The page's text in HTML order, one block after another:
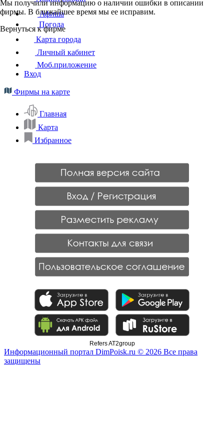
Мы получили информацию о наличии ошибки в описании
фирмы. В ближайшее время мы ее исправим.
Вернуться к фирме
Афиша
Погода
Карта города
Личный кабинет
Моб.приложение
Вход
Фирмы на карте
Главная
Карта
Избранное
Refers AT2group
Информационный портал DimPoisk.ru © 2026 Все права
защищены